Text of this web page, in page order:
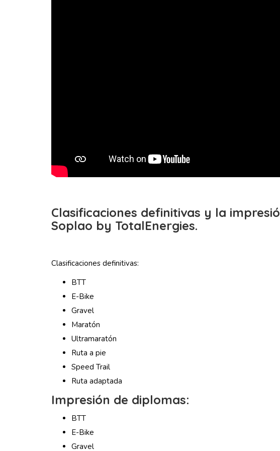
Clasificaciones definitivas y la
Soplao by TotalEnergies.
Clasificaciones definitivas:
BTT
E-Bike
Gravel
Maratón
Ultramaratón
Ruta a pie
Speed Trail
Ruta adaptada
Impresión de diplomas:
BTT
E-Bike
Gravel